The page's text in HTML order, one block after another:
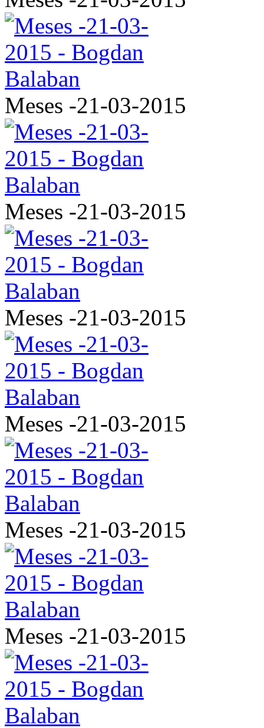
Meses -21-03-2015
Meses -21-03-2015
Meses -21-03-2015
Meses -21-03-2015
Meses -21-03-2015
Meses -21-03-2015